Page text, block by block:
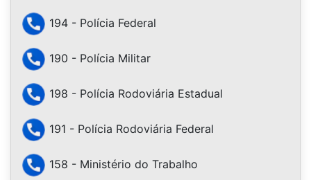
194 - Polícia Federal
190 - Polícia Militar
198 - Polícia Rodoviária Estadual
191 - Polícia Rodoviária Federal
158 - Ministério do Trabalho